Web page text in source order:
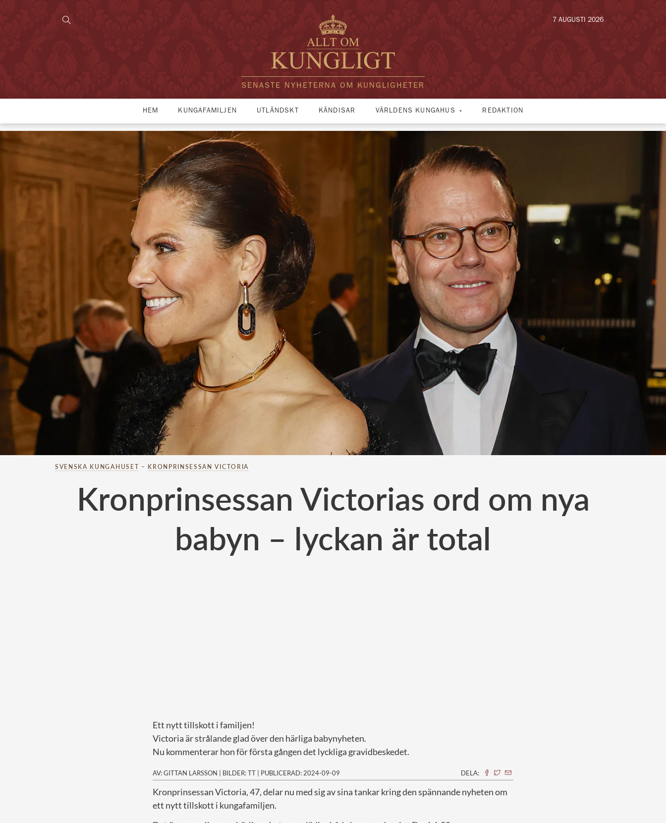
SENASTE NYHETERNA OM KUNGLIGHETER
7 AUGUSTI 2026
HEM KUNGAFAMILJEN UTLÄNDSKT KÄNDISAR VÄRLDENS KUNGAHUS REDAKTION
SVENSKA KUNGAHUSET – KRONPRINSESSAN VICTORIA
Kronprinsessan Victorias ord om nya
babyn – lyckan är total
Ett nytt tillskott i familjen!
Victoria är strålande glad över den härliga babynyheten.
Nu kommenterar hon för första gången det lyckliga gravidbeskedet.
AV: GITTAN LARSSON | BILDER: TT | PUBLICERAD: 2024-09-09 DELA:
Kronprinsessan Victoria, 47, delar nu med sig av sina tankar kring den spännande nyheten om
ett nytt tillskott i kungafamiljen.